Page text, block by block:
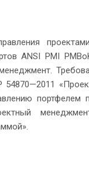
ANSI PMI
54870—2011
портфелем